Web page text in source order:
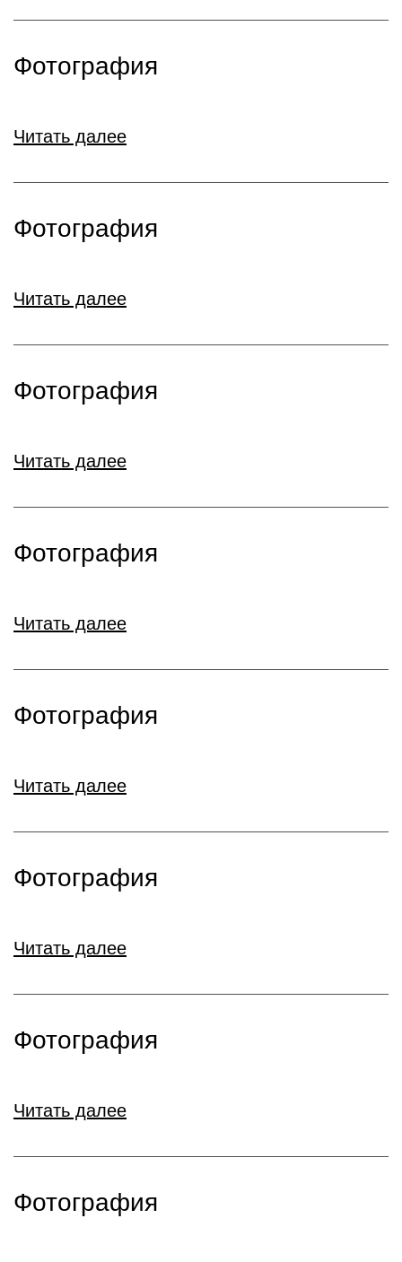
Фотография
Читать далее
Фотография
Читать далее
Фотография
Читать далее
Фотография
Читать далее
Фотография
Читать далее
Фотография
Читать далее
Фотография
Читать далее
Фотография